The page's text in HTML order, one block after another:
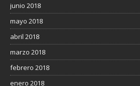
junio 2018
mayo 2018
abril 2018
marzo 2018
febrero 2018
enero 2018